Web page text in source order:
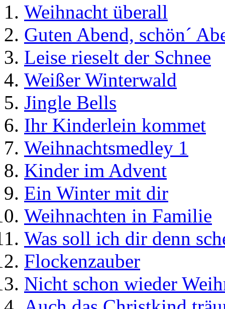
Weihnacht überall
Guten Abend, schön´
Leise rieselt der Schnee
Weißer Winterwald
Jingle Bells
Ihr Kinderlein kommet
Weihnachtsmedley 1
Kinder im Advent
Ein Winter mit dir
Weihnachten in Familie
Was soll ich dir denn
Flockenzauber
Nicht schon wieder